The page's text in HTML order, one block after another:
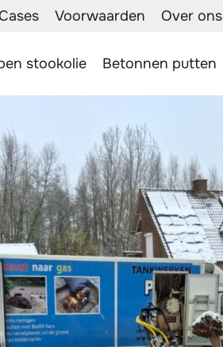
Voorwaarden Over ons
stookolie Betonnen putten